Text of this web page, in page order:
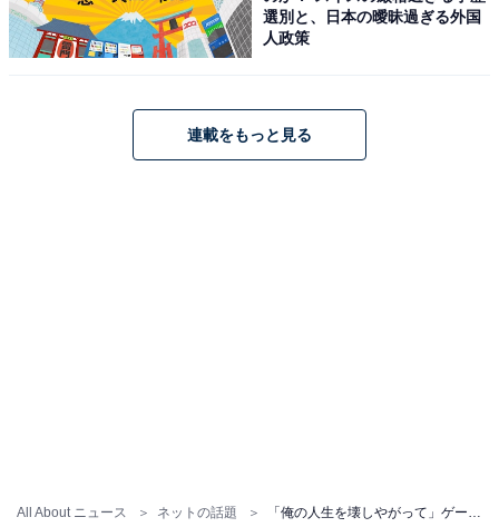
All About ニュース ネットの話題
選別と、日本の曖昧過ぎる外国
人政策
連載をもっと見る